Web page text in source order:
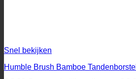
Snel bekijken
Humble Brush Bamboe Tandenborstel